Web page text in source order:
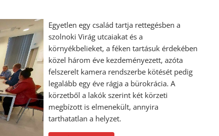
Egyetlen egy család tartja rettegésben a
szolnoki Virág utcaiakat és a
környékbelieket, a féken tartásuk érdekében
közel három éve kezdeményezett, azóta
felszerelt kamera rendszerbe kötését pedig
legalább egy éve rágja a bürokrácia. A
körzetből a lakók szerint két körzeti
megbízott is elmenekült, annyira
tarthatatlan a helyzet.